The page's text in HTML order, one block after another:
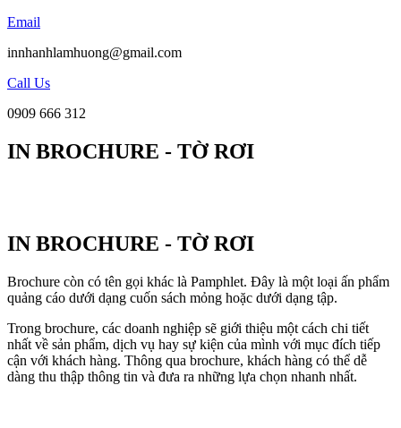
Email
innhanhlamhuong@gmail.com
Call Us
0909 666 312
IN BROCHURE - TỜ RƠI
IN BROCHURE - TỜ RƠI
Brochure còn có tên gọi khác là Pamphlet. Đây là một loại ấn phẩm
quảng cáo dưới dạng cuốn sách mỏng hoặc dưới dạng tập.
Trong brochure, các doanh nghiệp sẽ giới thiệu một cách chi tiết
nhất về sản phẩm, dịch vụ hay sự kiện của mình với mục đích tiếp
cận với khách hàng. Thông qua brochure, khách hàng có thể dễ
dàng thu thập thông tin và đưa ra những lựa chọn nhanh nhất.